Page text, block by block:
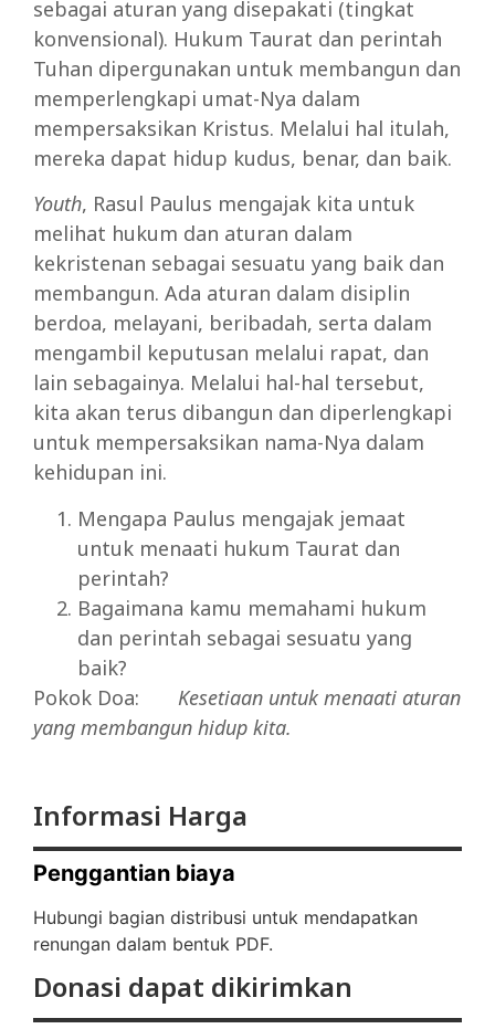
sebagai aturan yang disepakati (tingkat
konvensional). Hukum Taurat dan perintah
Tuhan dipergunakan untuk membangun dan
memperlengkapi umat-Nya dalam
mempersaksikan Kristus. Melalui hal itulah,
mereka dapat hidup kudus, benar, dan baik.
Youth, Rasul Paulus mengajak kita untuk
melihat hukum dan aturan dalam
kekristenan sebagai sesuatu yang baik dan
membangun. Ada aturan dalam disiplin
berdoa, melayani, beribadah, serta dalam
mengambil keputusan melalui rapat, dan
lain sebagainya. Melalui hal-hal tersebut,
kita akan terus dibangun dan diperlengkapi
untuk mempersaksikan nama-Nya dalam
kehidupan ini.
Mengapa Paulus mengajak jemaat
untuk menaati hukum Taurat dan
perintah?
Bagaimana kamu memahami hukum
dan perintah sebagai sesuatu yang
baik?
Pokok Doa: Kesetiaan untuk menaati aturan
yang membangun hidup kita.
Informasi Harga
Penggantian biaya
Hubungi bagian distribusi untuk mendapatkan
renungan dalam bentuk PDF.
Donasi dapat dikirimkan